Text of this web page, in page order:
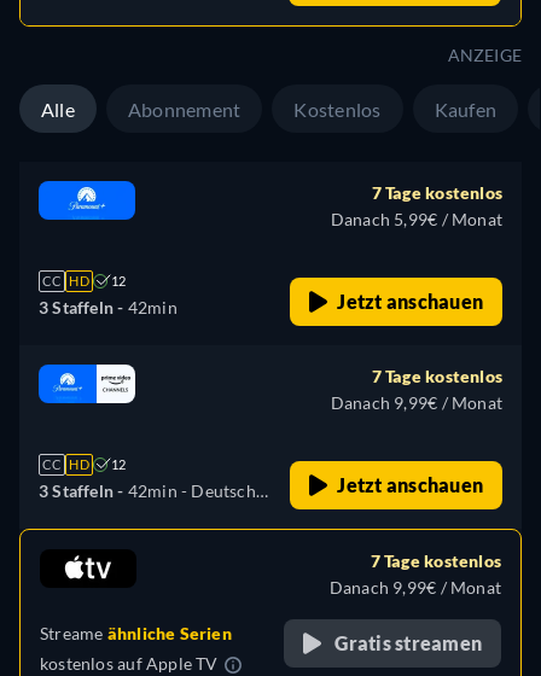
ANZEIGE
Alle Abonnement Kostenlos Kaufen
CC HD 12
3 Staffeln - 42min
7 Tage kostenlos
Danach 5,99€ / Monat
Jetzt anschauen
CC HD 12
3 Staffeln - 42min - Deutsch,
Italienisch, Japanisch
7 Tage kostenlos
Danach 9,99€ / Monat
Jetzt anschauen
Streame ähnliche Serien
kostenlos aufApple TV
7 Tage kostenlos
Danach 9,99€ / Monat
Gratis streamen